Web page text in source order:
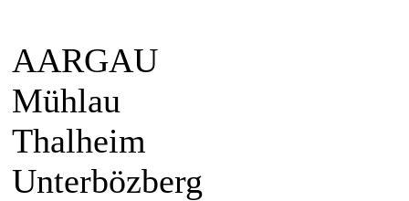
AARGAU
Mühlau
Thalheim
Unterbözberg